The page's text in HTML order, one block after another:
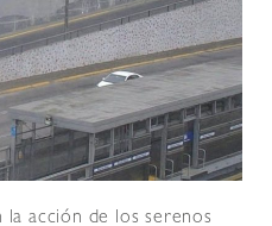
acción de los serenos